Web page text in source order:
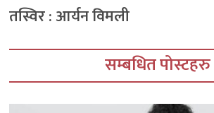
तस्विर : आर्यन विमली
सम्बधित पोस्टहरु